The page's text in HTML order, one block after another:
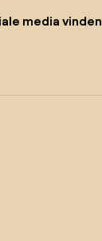
media vinden